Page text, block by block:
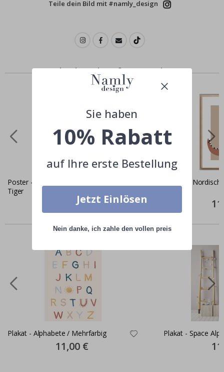
Teile dein Bild mit #namly_design
Andere kauften auch
Poster – Nordisches Kinderzimmer /
Tiger
11,00 €
Poster –
Ähnliche produkte
Plakat - Alphabete / Mehrfarbig
Special
Price
11,00 €
Plakat - Space
Sie haben
10% Rabatt
auf Ihre erste Bestellung
Jetzt Einlösen
Nein danke, ich zahle den vollen preis